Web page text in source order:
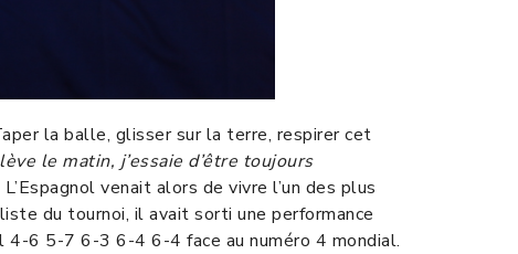
la balle, glisser sur la terre, respirer cet
le matin, j’essaie d’être toujours
venait alors de vivre l’un des plus
du tournoi, il avait sorti une performance
4-6 5-7 6-3 6-4 6-4 face au numéro 4 mondial.